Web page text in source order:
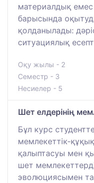
материалдық
барысында
қолданылады:
ситуациялық
Оқу жылы - 2
Семестр - 3
Несиелер - 5
Шет елдерінің
Бұл курс
мемлекеттік-
қалыптасуы мен
шет
эволюциясымен